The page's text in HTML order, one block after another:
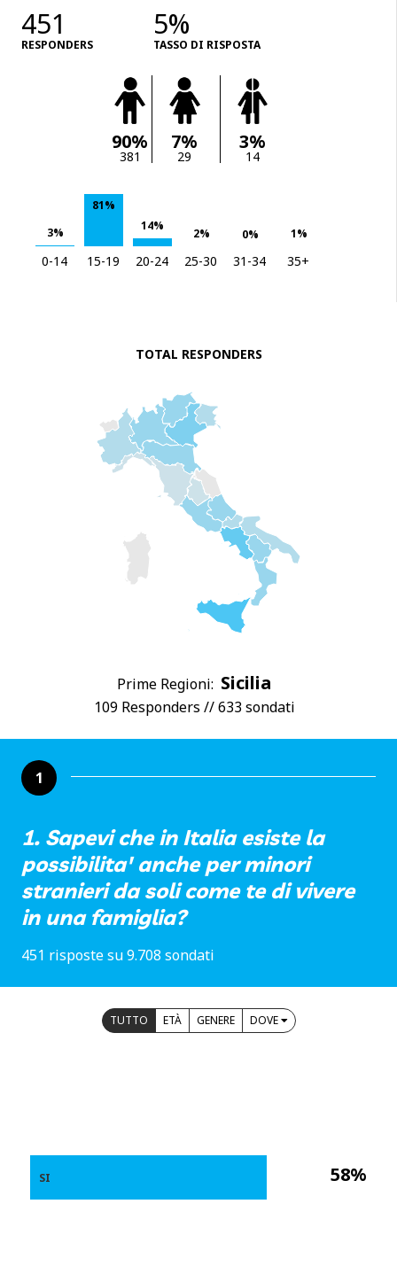
451
RESPONDERS
5%
TASSO DI RISPOSTA
90%
381
7%
29
3%
14
3%
81%
14%
2% 0% 1%
0-14 15-19 20-24 25-30 31-34 35+
TOTAL RESPONDERS
Prime Regioni: Sicilia
109 Responders // 633 sondati
1
1. Sapevi che in Italia esiste la
possibilita' anche per minori
stranieri da soli come te di vivere
in una famiglia?
451 risposte su 9.708 sondati
TUTTO ETÀ GENERE DOVE
58%
SI